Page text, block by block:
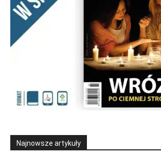
Najnowsze artykuły